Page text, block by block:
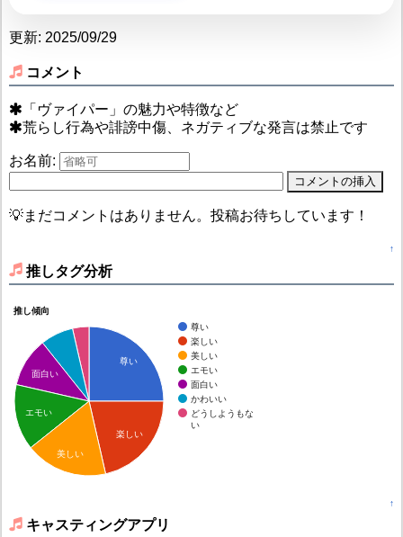
更新: 2025/09/29
コメント
「ヴァイパー」の魅力や特徴など
荒らし行為や誹謗中傷、ネガティブな発言は禁止です
お名前:
💡まだコメントはありません。投稿お待ちしています！
↑
推しタグ分析
推し傾向
尊い
楽しい
美しい
エモい
面白い
かわいい
どうしようもな
い
尊い
楽しい
面白い
エモい
美しい
↑
キャスティングアプリ